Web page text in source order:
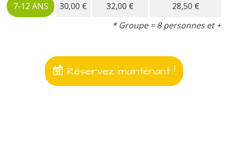
7-12 ANS 30,00 € 32,00 €
28,50 €
* Groupe = 8 personnes et +
Réservez maintenant !